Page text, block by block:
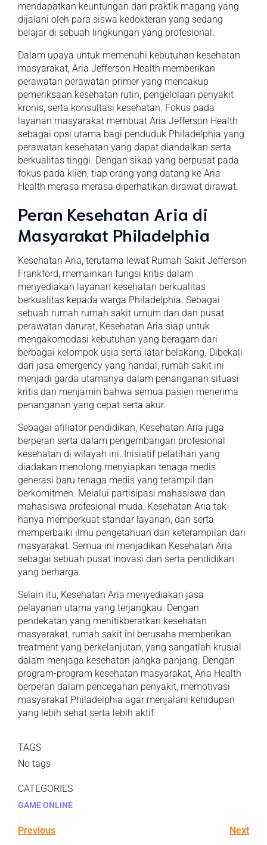
mendapatkan keuntungan dari praktik magang yang
dijalani oleh para siswa kedokteran yang sedang
belajar di sebuah lingkungan yang profesional.
Dalam upaya untuk memenuhi kebutuhan kesehatan
masyarakat, Aria Jefferson Health memberikan
perawatan perawatan primer yang mencakup
pemeriksaan kesehatan rutin, pengelolaan penyakit
kronis, serta konsultasi kesehatan. Fokus pada
layanan masyarakat membuat Aria Jefferson Health
sebagai opsi utama bagi penduduk Philadelphia yang
perawatan kesehatan yang dapat diandalkan serta
berkualitas tinggi. Dengan sikap yang berpusat pada
fokus pada klien, tiap orang yang datang ke Aria
Health merasa merasa diperhatikan dirawat dirawat.
Peran Kesehatan Aria di
Masyarakat Philadelphia
Kesehatan Aria, terutama lewat Rumah Sakit Jefferson
Frankford, memainkan fungsi kritis dalam
menyediakan layanan kesehatan berkualitas
berkualitas kepada warga Philadelphia. Sebagai
sebuah rumah rumah sakit umum dan dan pusat
perawatan darurat, Kesehatan Aria siap untuk
mengakomodasi kebutuhan yang beragam dari
berbagai kelompok usia serta latar belakang. Dibekali
dari jasa emergency yang handal, rumah sakit ini
menjadi garda utamanya dalam penanganan situasi
kritis dan menjamin bahwa semua pasien menerima
penanganan yang cepat serta akur.
Sebagai afiliator pendidikan, Kesehatan Aria juga
berperan serta dalam pengembangan profesional
kesehatan di wilayah ini. Inisiatif pelatihan yang
diadakan menolong menyiapkan tenaga medis
generasi baru tenaga medis yang terampil dan
berkomitmen. Melalui partisipasi mahasiswa dan
mahasiswa profesional muda, Kesehatan Aria tak
hanya memperkuat standar layanan, dan serta
memperbaiki ilmu pengetahuan dan keterampilan dari
masyarakat. Semua ini menjadikan Kesehatan Aria
sebagai sebuah pusat inovasi dan serta pendidikan
yang berharga.
Selain itu, Kesehatan Aria menyediakan jasa
pelayanan utama yang terjangkau. Dengan
pendekatan yang menitikberatkan kesehatan
masyarakat, rumah sakit ini berusaha memberikan
treatment yang berkelanjutan, yang sangatlah krusial
dalam menjaga kesehatan jangka panjang. Dengan
program-program kesehatan masyarakat, Aria Health
berperan dalam pencegahan penyakit, memotivasi
masyarakat Philadelphia agar menjalani kehidupan
yang lebih sehat serta lebih aktif.
TAGS
No tags
CATEGORIES
GAME ONLINE
Previous Next